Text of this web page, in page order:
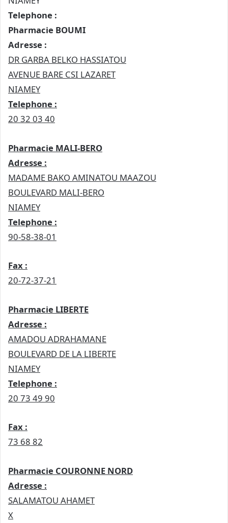
Telephone :
Pharmacie BOUMI
Adresse :
DR GARBA BELKO HASSIATOU
AVENUE BARE CSI LAZARET
NIAMEY
Telephone :
20 32 03 40
Pharmacie MALI-BERO
Adresse :
MADAME BAKO AMINATOU MAAZOU
BOULEVARD MALI-BERO
NIAMEY
Telephone :
90-58-38-01
Fax :
20-72-37-21
Pharmacie LIBERTE
Adresse :
AMADOU ADRAHAMANE
BOULEVARD DE LA LIBERTE
NIAMEY
Telephone :
20 73 49 90
Fax :
73 68 82
Pharmacie COURONNE NORD
Adresse :
SALAMATOU AHAMET
X